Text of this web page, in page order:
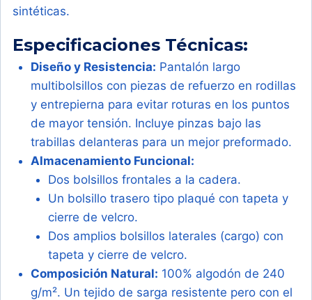
sintéticas.
Especificaciones Técnicas:
Diseño y Resistencia: Pantalón largo
multibolsillos con piezas de refuerzo en rodillas
y entrepierna para evitar roturas en los puntos
de mayor tensión. Incluye pinzas bajo las
trabillas delanteras para un mejor preformado.
Almacenamiento Funcional:
Dos bolsillos frontales a la cadera.
Un bolsillo trasero tipo plaqué con tapeta y
cierre de velcro.
Dos amplios bolsillos laterales (cargo) con
tapeta y cierre de velcro.
Composición Natural: 100% algodón de 240
g/m². Un tejido de sarga resistente pero con el